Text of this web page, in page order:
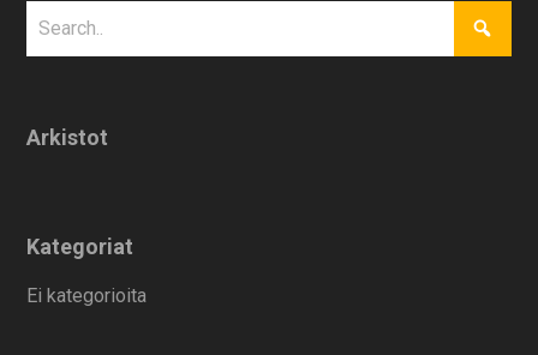
Arkistot
Kategoriat
Ei kategorioita